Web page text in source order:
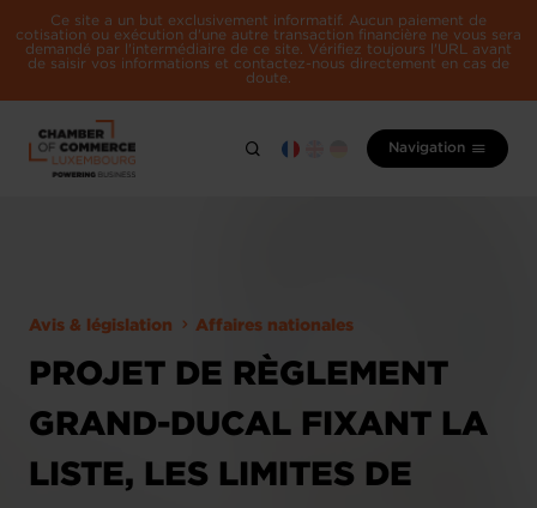
Ce site a un but exclusivement informatif. Aucun paiement de
cotisation ou exécution d'une autre transaction financière ne vous sera
demandé par l'intermédiaire de ce site. Vérifiez toujours l'URL avant
de saisir vos informations et contactez-nous directement en cas de
doute.
Navigation
Avis & législation Affaires nationales
PROJET DE RÈGLEMENT
GRAND-DUCAL FIXANT LA
LISTE, LES LIMITES DE